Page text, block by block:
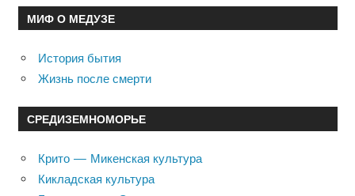
МИФ О МЕДУЗЕ
История бытия
Жизнь после смерти
СРЕДИЗЕМНОМОРЬЕ
Крито — Микенская культура
Кикладская культура